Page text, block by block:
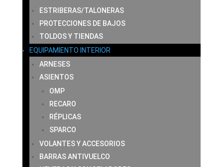
ESTRIBERAS/TALONERAS
PROTECCIONES DE BAJOS
TOLDOS Y TIENDAS
EQUIPAMIENTO INTERIOR
ARNESES
ASIENTOS
OMP
RECARO
RÉPLICAS
SPARCO
VOLANTES Y ACCESORIOS
BARRAS ANTIVUELCO